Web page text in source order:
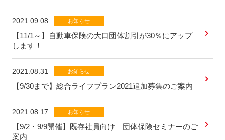
2021.09.08 お知らせ
【11/1～】自動車保険の大口団体割引が30％にアップ
します！
2021.08.31 お知らせ
【9/30まで】総合ライフプラン2021追加募集のご案内
2021.08.17 お知らせ
【9/2・9/9開催】既存社員向け 団体保険セミナーのご
案内